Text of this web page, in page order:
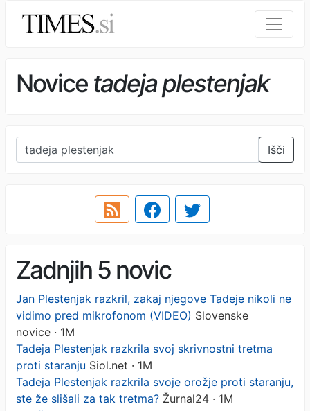
Novice tadeja plestenjak
Išči
Zadnjih 5 novic
Jan Plestenjak razkril, zakaj njegove Tadeje nikoli ne
vidimo pred mikrofonom (VIDEO) Slovenske
novice · 1M
Tadeja Plestenjak razkrila svoj skrivnostni tretma
proti staranju Siol.net · 1M
Tadeja Plestenjak razkrila svoje orožje proti staranju,
ste že slišali za tak tretma? Žurnal24 · 1M